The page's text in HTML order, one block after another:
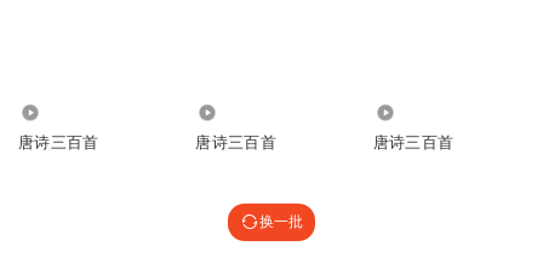
AAA月光下的身影
黑
唐诗三百首 唐诗三百首 唐诗三百首
换一批